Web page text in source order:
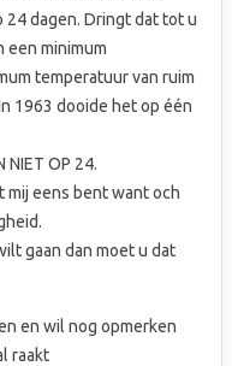
dagen. Dringt dat tot u
een minimum
temperatuur van ruim
1963 dooide het op één
NIET OP 24.
mij eens bent want och
gaan dan moet u dat
en wil nog opmerken
raakt